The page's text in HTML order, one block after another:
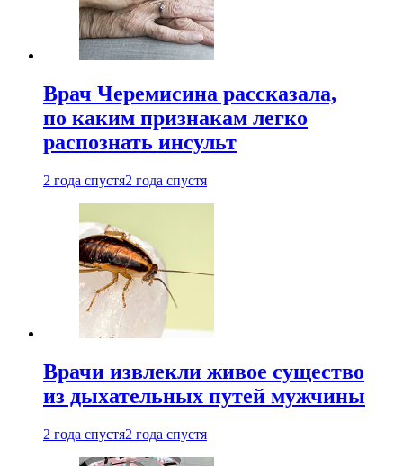
Врач Черемисина рассказала,
по каким признакам легко
распознать инсульт
2 года спустя2 года спустя
Врачи извлекли живое существо
из дыхательных путей мужчины
2 года спустя2 года спустя